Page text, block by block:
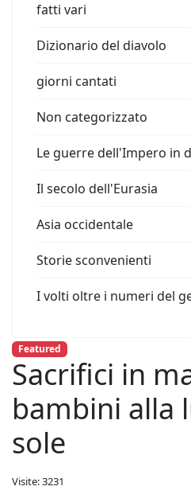
fatti vari
Dizionario del diavolo
giorni cantati
Non categorizzato
Le guerre dell'Impero in
Il secolo dell'Eurasia
Asia occidentale
Storie sconvenienti
I volti oltre i numeri del
Featured
Sacrifici in
bambini alla
sole
Visite: 3231